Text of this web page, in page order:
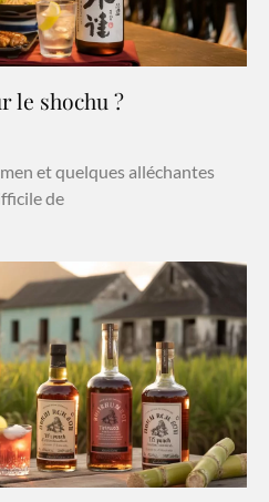
le shochu ?
et quelques alléchantes
de